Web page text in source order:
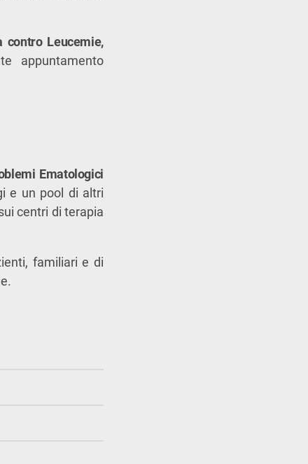
contro Leucemie,
appuntamento
Ematologici
e un pool di altri
centri di terapia
familiari e di